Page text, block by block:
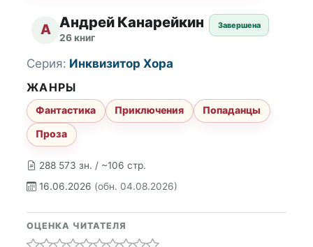
А Андрей Канарейкин
26 книг
Завершена
288 573 зн. / ~106 стр.
16.06.2026 (обн. 04.08.2026)
Серия: Инквизитор Хора
ЖАНРЫ
Фантастика Приключения
Попаданцы
Проза
ОЦЕНКА ЧИТАТЕЛЯ